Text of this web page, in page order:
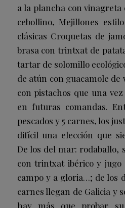
a la plancha con
cebollino, Mejillones
clásicas Croquetas de
brasa con trintxat de
tartar de solomillo
de atún con guacamole de
con pistachos que una
en futuras comandas.
pescados y 5 carnes, los
difícil una elección que
De los del mar: rodaballo,
con trintxat ibérico y jugo
campo y a gloria…; de los
carnes llegan de Galicia y
hay más que probar